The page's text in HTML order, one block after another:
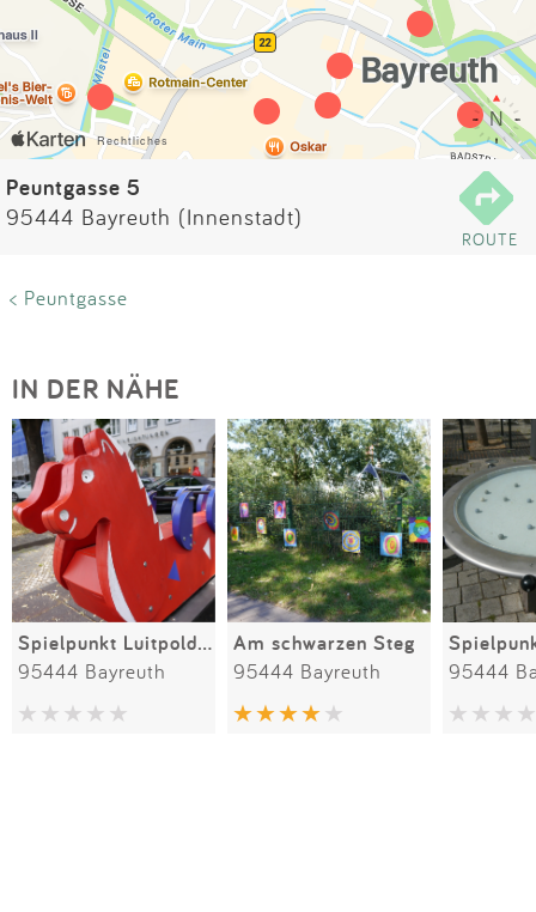
Kontakt
Impressum
Peuntgasse 5
95444 Bayreuth (Innenstadt)
ROUTE
< Peuntgasse
IN DER NÄHE
Spielpunkt Luitpoldplatz
95444 Bayreuth
Am schwarzen Steg
95444 Bayreuth 95444